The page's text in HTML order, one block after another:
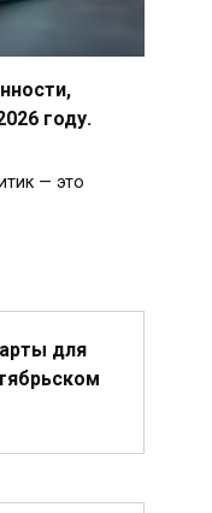
году.
— это
для